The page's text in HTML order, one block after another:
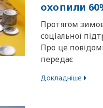
охопили
Протягом
соціальної
Про це
передає
Докладніше